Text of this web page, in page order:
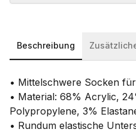
Beschreibung
• Mittelschwere Socken
• Material: 68% Acrylic,
Polypropylene, 3%
• Rundum elastische